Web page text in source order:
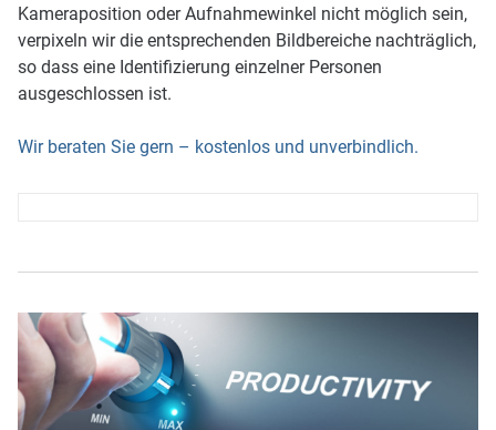
Kameraposition oder Aufnahmewinkel nicht möglich sein,
verpixeln wir die entsprechenden Bildbereiche nachträglich,
so dass eine Identifizierung einzelner Personen
ausgeschlossen ist.
Wir beraten Sie gern – kostenlos und unverbindlich.